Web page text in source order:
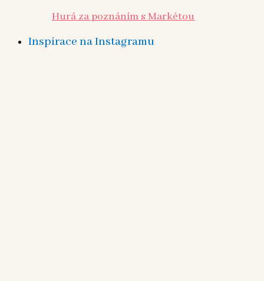
Hurá za poznáním s Markétou
Inspirace na Instagramu